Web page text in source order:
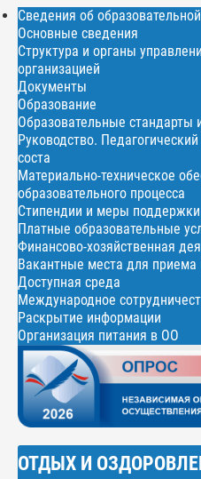
Сведения об
Основные сведения
Структура и органы
организацией
Документы
Образование
Образовательные стандарты
Руководство.
соста
Материально-техническое
образовательного процесса
Стипендии и меры
Платные образовательные
Финансово-хозяйственная
Вакантные места для приема
Доступная среда
Международное
Раскрытие информации
Организация питания в ОО
ОТДЫХ И